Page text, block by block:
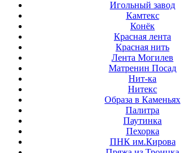
Игольный завод
Камтекс
Конёк
Красная лента
Красная нить
Лента Могилев
Матренин Посад
Нит-ка
Нитекс
Образа в Каменьях
Палитра
Паутинка
Пехорка
ПНК им.Кирова